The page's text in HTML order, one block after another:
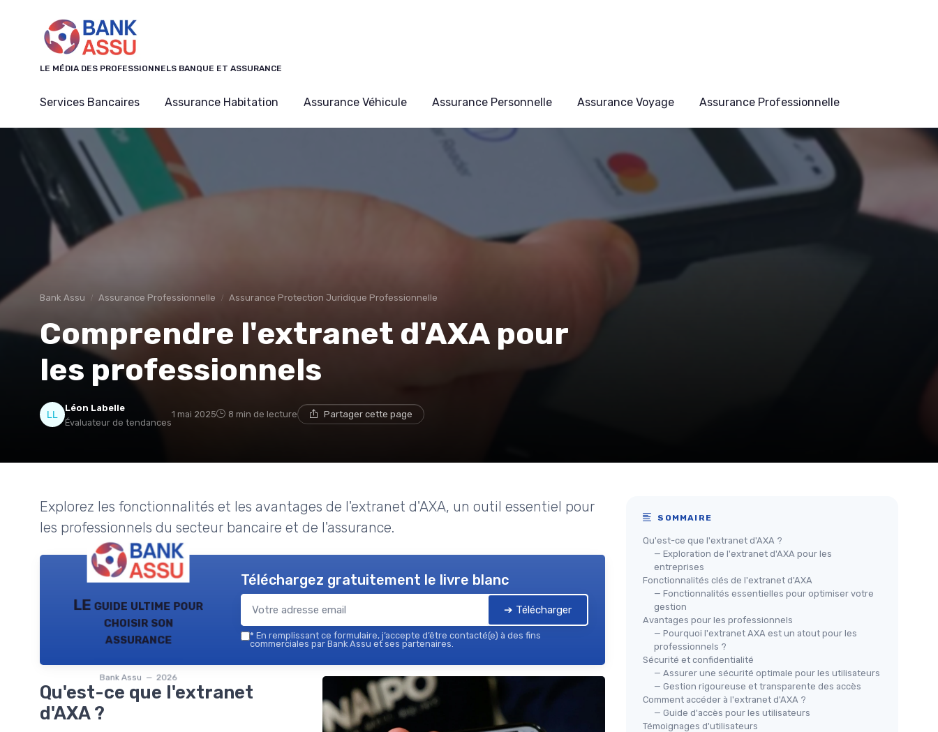
LE MÉDIA DES PROFESSIONNELS BANQUE ET ASSURANCE
Services Bancaires Assurance Habitation Assurance Véhicule Assurance Personnelle Assurance Voyage Assurance Professionnelle
Bank Assu Assurance Professionnelle Assurance Protection Juridique Professionnelle
Comprendre l'extranet d'AXA pour
les professionnels
Léon Labelle
Évaluateur de tendances
1 mai 2025 8 min de lecture Partager cette page
Explorez les fonctionnalités et les avantages de l'extranet d'AXA, un outil essentiel pour
les professionnels du secteur bancaire et de l'assurance.
LE guide ultime pour
choisir son
assurance
Bank Assu — 2026
Téléchargez gratuitement le livre blanc
➔ Télécharger
* En remplissant ce formulaire, j’accepte d’être contacté(e) à des fins
commerciales par Bank Assu et ses partenaires.
Qu'est-ce que l'extranet
d'AXA ?
SOMMAIRE
Qu'est-ce que l'extranet d'AXA ?
— Exploration de l'extranet d'AXA pour les
entreprises
Fonctionnalités clés de l'extranet d'AXA
— Fonctionnalités essentielles pour optimiser votre
gestion
Avantages pour les professionnels
— Pourquoi l'extranet AXA est un atout pour les
professionnels ?
Sécurité et confidentialité
— Assurer une sécurité optimale pour les utilisateurs
— Gestion rigoureuse et transparente des accès
Comment accéder à l'extranet d'AXA ?
— Guide d'accès pour les utilisateurs
Témoignages d'utilisateurs